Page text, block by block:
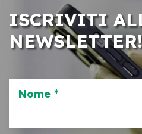
ISCRIVITI
NEWSLETTER!
Nome *